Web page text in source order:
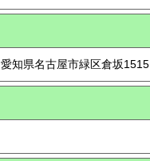
知県名古屋市緑区倉坂1515